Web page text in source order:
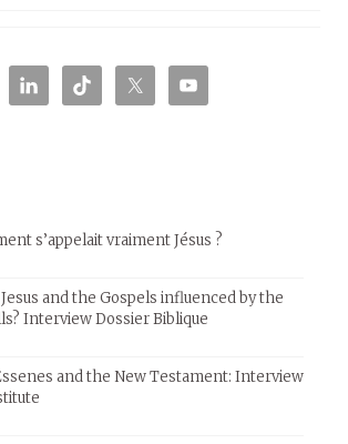
s’appelait vraiment Jésus ?
and the Gospels influenced by the
Interview Dossier Biblique
and the New Testament: Interview